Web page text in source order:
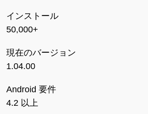
インストール
50,000+
現在のバージョン
1.04.00
Android 要件
4.2 以上